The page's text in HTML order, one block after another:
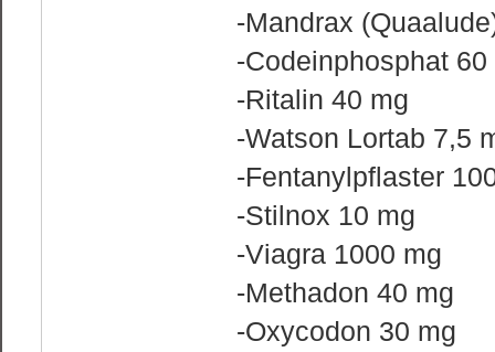
-Mandrax
-Codeinphosphat 60
-Ritalin 40 mg
-Watson Lortab 7,5
-Fentanylpflaster
-Stilnox 10 mg
-Viagra 1000 mg
-Methadon 40 mg
-Oxycodon 30 mg